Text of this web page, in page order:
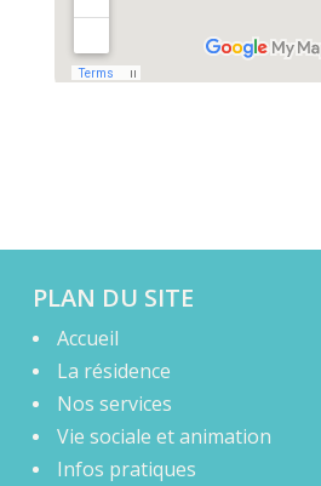
PLAN DU SITE
Accueil
La résidence
Nos services
Vie sociale et animation
Infos pratiques